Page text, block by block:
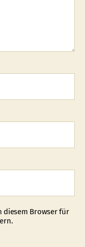
diesem Browser für